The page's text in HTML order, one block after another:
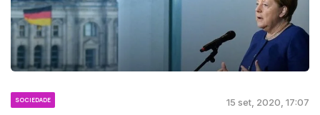
SOCIEDADE 15 set, 2020, 17:07